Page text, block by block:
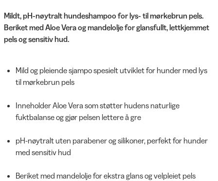
Mildt, pH-nøytralt hundeshampoo for lys- til mørkebrun pels.
Beriket med Aloe Vera og mandelolje for glansfullt, lettkjemmet
pels og sensitiv hud.
Mild og pleiende sjampo spesielt utviklet for hunder med lys
til mørkebrun pels
Inneholder Aloe Vera som støtter hudens naturlige
fuktbalanse og gjør pelsen lettere å gre
pH-nøytralt uten parabener og silikoner, perfekt for hunder
med sensitiv hud
Beriket med mandelolje for ekstra glans og velpleiet pels